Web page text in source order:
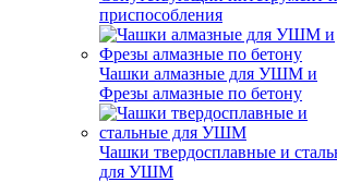
приспособления
Чашки алмазные для УШМ и
Фрезы алмазные по бетону
Чашки твердосплавные и
для УШМ